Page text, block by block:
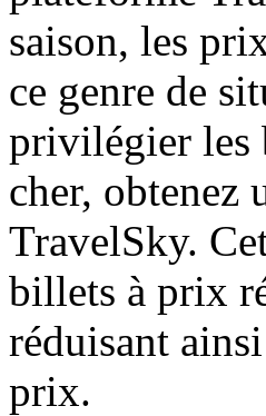
saison, les
ce genre de
privilégier les
cher, obtenez
TravelSky.
billets à prix
réduisant
prix.